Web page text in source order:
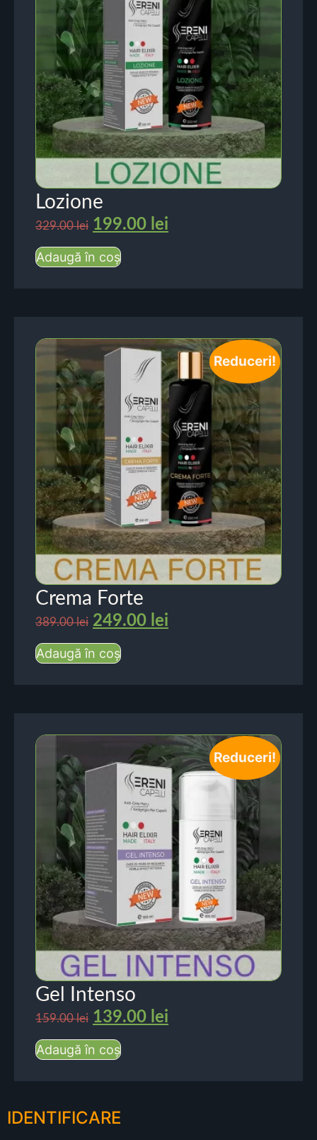
Lozione
329.00lei 199.00 lei
Adaugă în coș
Reduceri!
Crema Forte
389.00lei 249.00 lei
Adaugă în coș
Reduceri!
Gel Intenso
159.00lei 139.00 lei
Adaugă în coș
IDENTIFICARE